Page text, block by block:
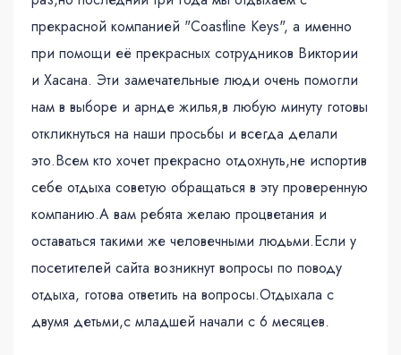
прекрасной компанией "Coastline Keys", а именно
при помощи её прекрасных сотрудников Виктории
и Хасана. Эти замечательные люди очень помогли
нам в выборе и арнде жилья,в любую минуту готовы
откликнуться на наши просьбы и всегда делали
это.Всем кто хочет прекрасно отдохнуть,не испортив
себе отдыха советую обращаться в эту проверенную
компанию.А вам ребята желаю процветания и
оставаться такими же человечными людьми.Если у
посетителей сайта возникнут вопросы по поводу
отдыха, готова ответить на вопросы.Отдыхала с
двумя детьми,с младшей начали с 6 месяцев.